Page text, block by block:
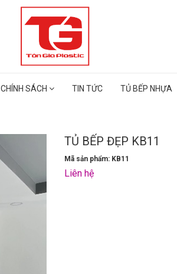
CHÍNH SÁCH TIN TỨC TỦ BẾP NHỰA
TỦ BẾP ĐẸP KB11
Mã sản phẩm: KB11
Liên hệ